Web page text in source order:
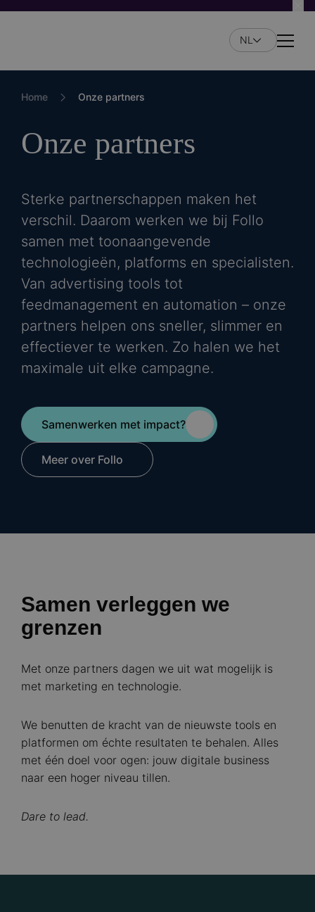
Overslaan
gaan
NL
Home Onze partners
Onze partners
Sterke partnerschappen maken het
verschil. Daarom werken we bij Follo
samen met toonaangevende
technologieën, platforms en specialisten.
Van advertising tools tot
feedmanagement en automation – onze
partners helpen ons sneller, slimmer en
effectiever te werken. Zo halen we het
maximale uit elke campagne.
Samenwerken met impact?
Meer over Follo
Samen verleggen we
grenzen
Met onze partners dagen we uit wat mogelijk is
met marketing en technologie.
We benutten de kracht van de nieuwste tools en
platformen om échte resultaten te behalen. Alles
met één doel voor ogen: jouw digitale business
naar een hoger niveau tillen.
Dare to lead.